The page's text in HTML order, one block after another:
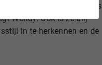
en de vele opties
Wendy. Ook is ze blij
in te herkennen en de